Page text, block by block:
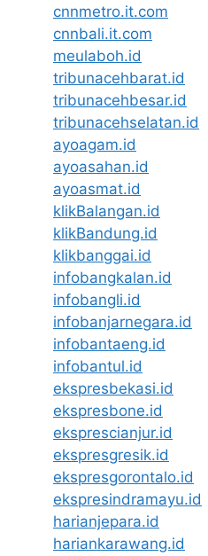
cnnmetro.it.com
cnnbali.it.com
meulaboh.id
tribunacehbarat.id
tribunacehbesar.id
tribunacehselatan.id
ayoagam.id
ayoasahan.id
ayoasmat.id
klikBalangan.id
klikBandung.id
klikbanggai.id
infobangkalan.id
infobangli.id
infobanjarnegara.id
infobantaeng.id
infobantul.id
ekspresbekasi.id
ekspresbone.id
eksprescianjur.id
ekspresgresik.id
ekspresgorontalo.id
ekspresindramayu.id
harianjepara.id
hariankarawang.id